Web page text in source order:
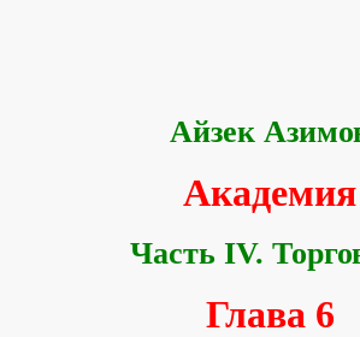
Айзек
Академия
Часть IV.
Глава 6